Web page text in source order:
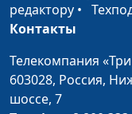
что должна знать
девушка?
Какие женщины
редактору •
Контакты
Телекомпания
603028, Россия,
шоссе, 7